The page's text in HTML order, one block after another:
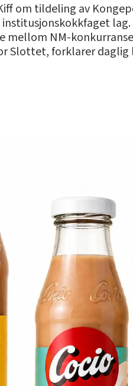
om tildeling av
institusjonskokkfaget
mellom NM-
Slottet, forklarer daglig